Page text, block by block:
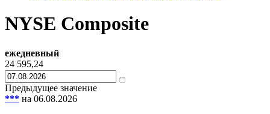
NYSE Composite
ежедневный
24 595,24
Предыдущее значение
*** на 06.08.2026